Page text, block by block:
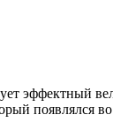
эффектный
появлялся